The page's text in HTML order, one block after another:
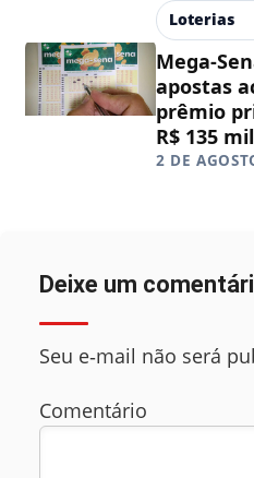
Loterias
Mega-
apostas
prêmio
R$ 135
2 DE
Deixe um
Seu e‑mail não será
Comentário